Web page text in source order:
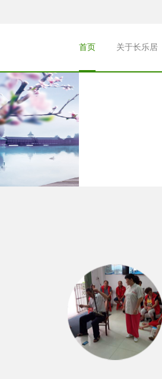
首页 关于长乐居